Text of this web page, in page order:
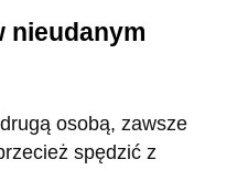
nieudanym
osobą, zawsze
spędzić z